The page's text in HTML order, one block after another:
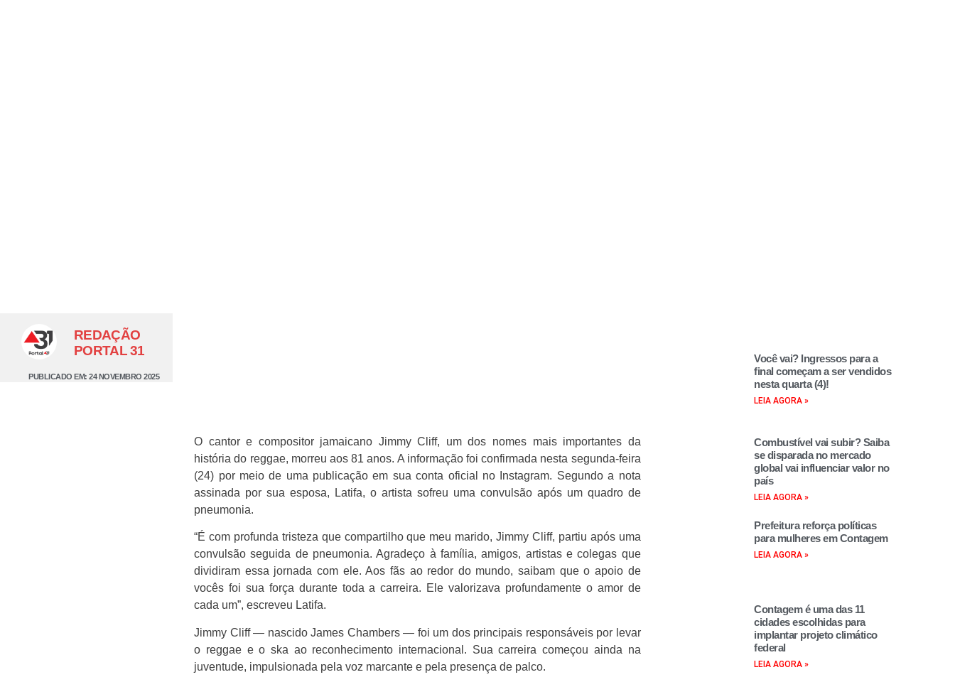
REDAÇÃO
PORTAL 31
PUBLICADO EM: 24 NOVEMBRO 2025
O cantor e compositor jamaicano Jimmy Cliff, um dos nomes mais importantes da
história do reggae, morreu aos 81 anos. A informação foi confirmada nesta segunda-feira
(24) por meio de uma publicação em sua conta oficial no Instagram. Segundo a nota
assinada por sua esposa, Latifa, o artista sofreu uma convulsão após um quadro de
pneumonia.
“É com profunda tristeza que compartilho que meu marido, Jimmy Cliff, partiu após uma
convulsão seguida de pneumonia. Agradeço à família, amigos, artistas e colegas que
dividiram essa jornada com ele. Aos fãs ao redor do mundo, saibam que o apoio de
vocês foi sua força durante toda a carreira. Ele valorizava profundamente o amor de
cada um”, escreveu Latifa.
Jimmy Cliff — nascido James Chambers — foi um dos principais responsáveis por levar
o reggae e o ska ao reconhecimento internacional. Sua carreira começou ainda na
juventude, impulsionada pela voz marcante e pela presença de palco.
Você vai? Ingressos para a
final começam a ser vendidos
nesta quarta (4)!
LEIA AGORA »
Combustível vai subir? Saiba
se disparada no mercado
global vai influenciar valor no
país
LEIA AGORA »
Prefeitura reforça políticas
para mulheres em Contagem
LEIA AGORA »
Contagem é uma das 11
cidades escolhidas para
implantar projeto climático
federal
LEIA AGORA »